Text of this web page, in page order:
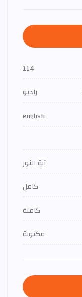
114
راديو
english
آية النور
كامل
كاملة
مكتوبة